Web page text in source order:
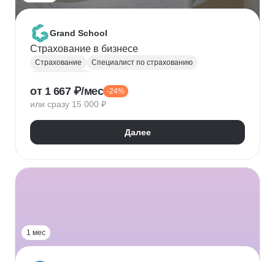
Grand School
Страхование в бизнесе
Страхование
Специалист по страхованию
от 1 667 ₽/мес -24%
или сразу 15 000 ₽
Далее
1 мес